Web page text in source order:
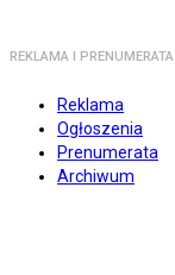
REKLAMA I PRENUMERATA
Reklama
Ogłoszenia
Prenumerata
Archiwum